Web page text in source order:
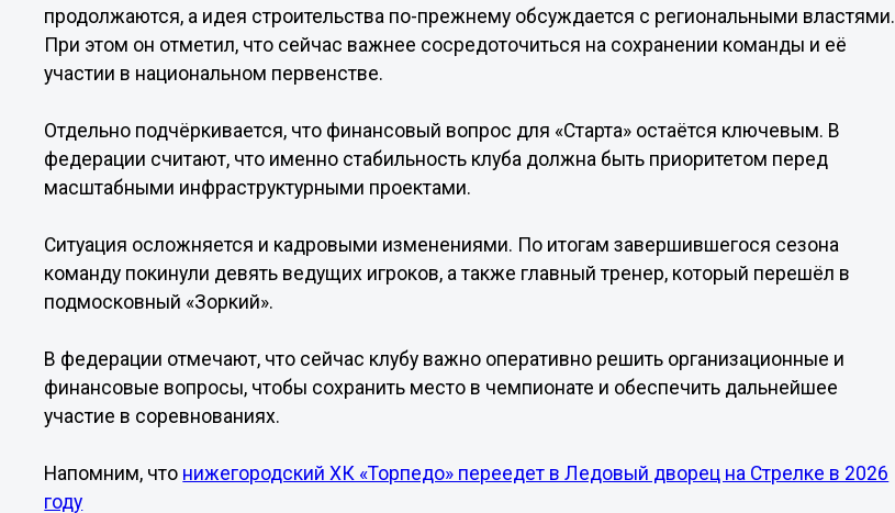
продолжаются, а идея строительства по-прежнему обсуждается с региональными властями.
При этом он отметил, что сейчас важнее сосредоточиться на сохранении команды и её
участии в национальном первенстве.
Отдельно подчёркивается, что финансовый вопрос для «Старта» остаётся ключевым. В
федерации считают, что именно стабильность клуба должна быть приоритетом перед
масштабными инфраструктурными проектами.
Ситуация осложняется и кадровыми изменениями. По итогам завершившегося сезона
команду покинули девять ведущих игроков, а также главный тренер, который перешёл в
подмосковный «Зоркий».
В федерации отмечают, что сейчас клубу важно оперативно решить организационные и
финансовые вопросы, чтобы сохранить место в чемпионате и обеспечить дальнейшее
участие в соревнованиях.
Напомним, что нижегородский ХК «Торпедо» переедет в Ледовый дворец на Стрелке в 2026
году